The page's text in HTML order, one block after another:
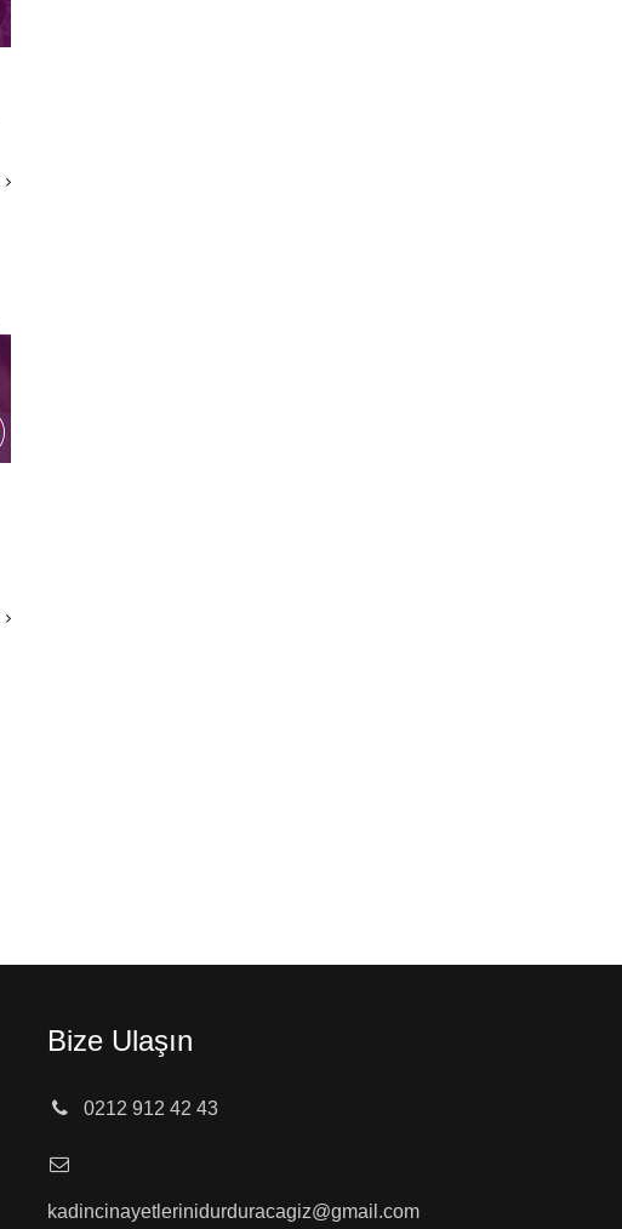
Bize Ulaşın
0212 912 42 43
kadincinayetlerinidurduracagiz@gmail.com